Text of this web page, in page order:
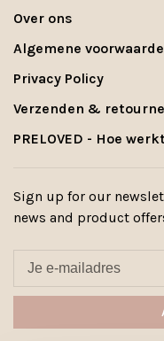
Over ons
Algemene
Privacy Policy
Verzenden &
PRELOVED - Hoe
Sign up for our
news and product